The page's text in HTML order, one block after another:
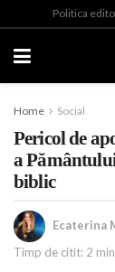
Politica
Home Social
Pericol de
a
biblic
Ecaterina
Timp de citit: 2